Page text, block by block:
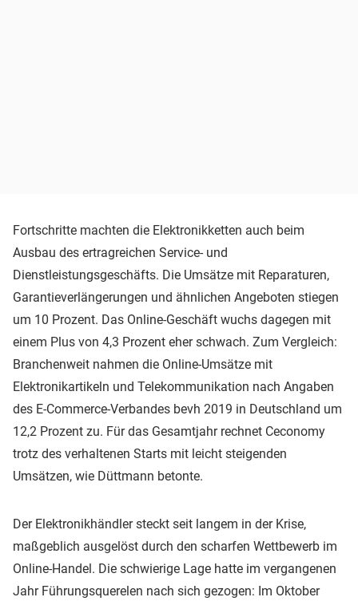
Fortschritte machten die Elektronikketten auch beim
Ausbau des ertragreichen Service- und
Dienstleistungsgeschäfts. Die Umsätze mit Reparaturen,
Garantieverlängerungen und ähnlichen Angeboten stiegen
um 10 Prozent. Das Online-Geschäft wuchs dagegen mit
einem Plus von 4,3 Prozent eher schwach. Zum Vergleich:
Branchenweit nahmen die Online-Umsätze mit
Elektronikartikeln und Telekommunikation nach Angaben
des E-Commerce-Verbandes bevh 2019 in Deutschland um
12,2 Prozent zu. Für das Gesamtjahr rechnet Ceconomy
trotz des verhaltenen Starts mit leicht steigenden
Umsätzen, wie Düttmann betonte.
Der Elektronikhändler steckt seit langem in der Krise,
maßgeblich ausgelöst durch den scharfen Wettbewerb im
Online-Handel. Die schwierige Lage hatte im vergangenen
Jahr Führungsquerelen nach sich gezogen: Im Oktober